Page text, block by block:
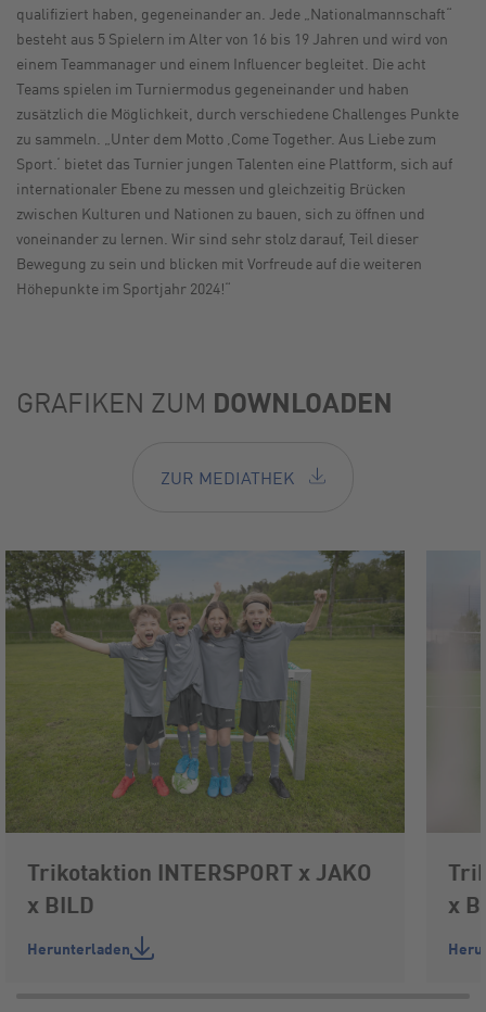
qualifiziert haben, gegeneinander an. Jede „Nationalmannschaft“
besteht aus 5 Spielern im Alter von 16 bis 19 Jahren und wird von
einem Teammanager und einem Influencer begleitet. Die acht
Teams spielen im Turniermodus gegeneinander und haben
zusätzlich die Möglichkeit, durch verschiedene Challenges Punkte
zu sammeln. „Unter dem Motto ‚Come Together. Aus Liebe zum
Sport.‘ bietet das Turnier jungen Talenten eine Plattform, sich auf
internationaler Ebene zu messen und gleichzeitig Brücken
zwischen Kulturen und Nationen zu bauen, sich zu öffnen und
voneinander zu lernen. Wir sind sehr stolz darauf, Teil dieser
Bewegung zu sein und blicken mit Vorfreude auf die weiteren
Höhepunkte im Sportjahr 2024!“
GRAFIKEN ZUM DOWNLOADEN
ZUR MEDIATHEK
Trikotaktion INTERSPORT x JAKO
x BILD
Herunterladen
x